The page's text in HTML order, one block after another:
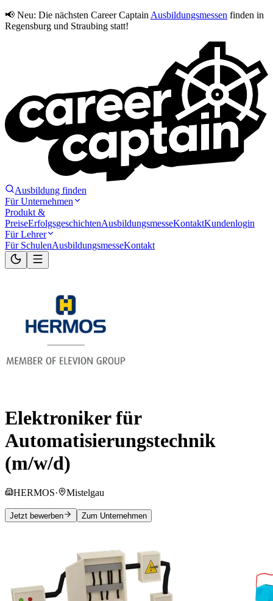
📢 Neu: Die nächsten Career Captain Ausbildungsmessen finden in
Regensburg und Straubing statt!
Ausbildung finden
Für Unternehmen
Produkt &
PreiseErfolgsgeschichtenAusbildungsmesseKontaktKundenlogin
Für Lehrer
Für SchulenAusbildungsmesseKontakt
Elektroniker für
Automatisierungstechnik
(m/w/d)
HERMOS· Mistelgau
Jetzt bewerben Zum Unternehmen